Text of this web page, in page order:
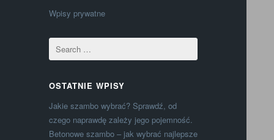
Wpisy prywatne
OSTATNIE WPISY
Jakie szambo wybrać? Sprawdź, od
czego naprawdę zależy jego pojemność.
Betonowe szambo – jak wybrać najlepsze